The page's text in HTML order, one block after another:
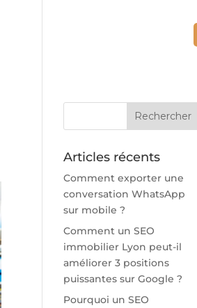
Articles récents
Comment exporter une
conversation WhatsApp
sur mobile ?
Comment un SEO
immobilier Lyon peut-il
améliorer 3 positions
puissantes sur Google ?
Pourquoi un SEO